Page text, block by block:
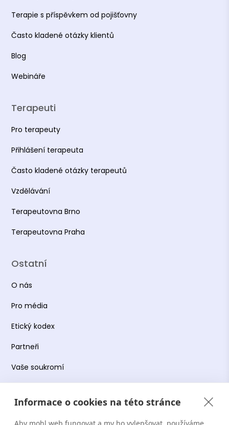
Informace o cookies na této stránce
Terapie s příspěvkem od pojišťovny
Často kladené otázky klientů
Blog
Webináře
Terapeuti
Pro terapeuty
Přihlášení terapeuta
Často kladené otázky terapeutů
Vzdělávání
Terapeutovna Brno
Terapeutovna Praha
Ostatní
O nás
Pro média
Etický kodex
Partneři
Vaše soukromí
Obchodní podmínky